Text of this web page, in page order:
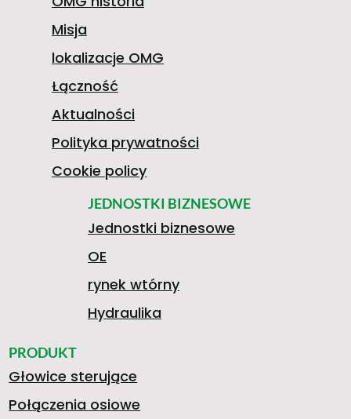
5
0
.
5
1
6
3
9
3
1
O
L
E
P
E
JEDNOSTKI BIZNESOWE
Jednostki biznesowe
OE
rynek wtórny
Hydraulika
PRODUKT
Głowice sterujące
Połączenia osiowe
Misja
lokalizacje OMG
Łączność
Aktualności
Polityka prywatności
Cookie policy